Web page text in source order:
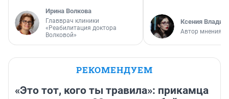
Ирина Волкова
Главврач клиники
«Реабилитация доктора
Волковой»
Ксения
Автор мнения
РЕКОМЕНДУЕМ
«Это тот, кого ты травила»: прикамца